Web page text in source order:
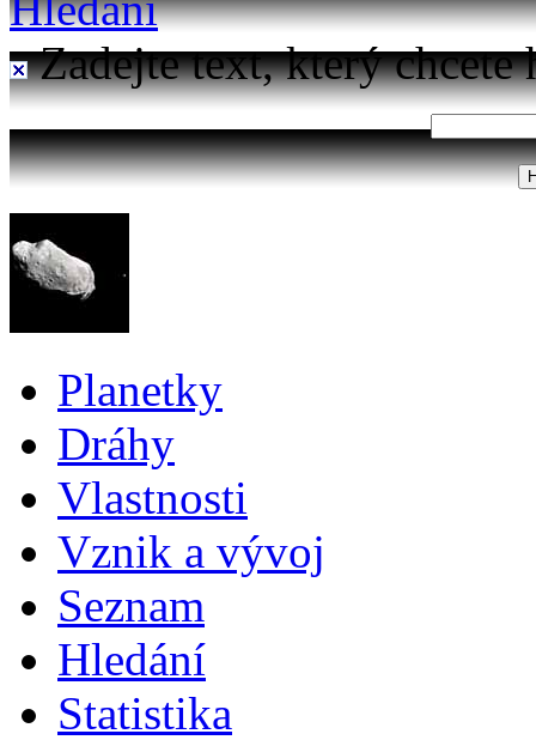
Zadejte text, který chcete
Planetky
Dráhy
Vlastnosti
Vznik a vývoj
Seznam
Hledání
Statistika